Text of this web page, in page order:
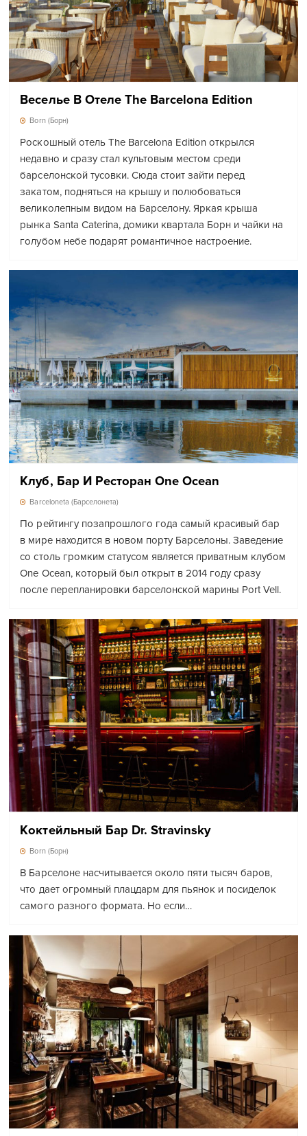
Веселье В Отеле The Barcelona Edition
Born (Борн)
Роскошный отель The Barcelona Edition открылся
недавно и сразу стал культовым местом среди
барселонской тусовки. Сюда стоит зайти перед
закатом, подняться на крышу и полюбоваться
великолепным видом на Барселону. Яркая крыша
рынка Santa Caterina, домики квартала Борн и чайки на
голубом небе подарят романтичное настроение.
Клуб, Бар И Ресторан One Ocean
Barceloneta (Барселонета)
По рейтингу позапрошлого года самый красивый бар
в мире находится в новом порту Барселоны. Заведение
со столь громким статусом является приватным клубом
One Ocean, который был открыт в 2014 году сразу
после перепланировки барселонской марины Port Vell.
Коктейльный Бар Dr. Stravinsky
Born (Борн)
В Барселоне насчитывается около пяти тысяч баров,
что дает огромный плацдарм для пьянок и посиделок
самого разного формата. Но если…